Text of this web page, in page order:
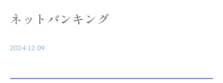
ネットバンキング
2024.12.09